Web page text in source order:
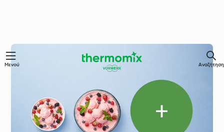
Μενού Αναζήτηση